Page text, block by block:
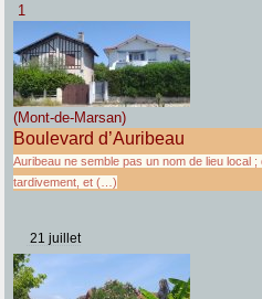
1
(Mont-de-Marsan)
Boulevard d’Auribeau
Auribeau ne semble pas un nom de lieu local
tardivement, et (…)
21 juillet